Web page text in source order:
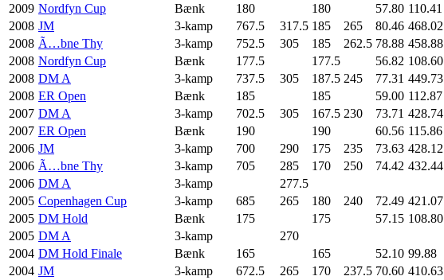
2009 Nordfyn Cup Bænk 180 180 57.80 110.41
2008 JM 3-kamp 767.5 317.5 185 265 80.46 468.02
2008 Ã…bne Thy 3-kamp 752.5 305 185 262.5 78.88 458.88
2008 Nordfyn Cup Bænk 177.5 177.5 56.82 108.60
2008 DM A 3-kamp 737.5 305 187.5 245 77.31 449.73
2008 ER Open Bænk 185 185 59.00 112.87
2007 DM A 3-kamp 702.5 305 167.5 230 73.71 428.74
2007 ER Open Bænk 190 190 60.56 115.86
2006 JM 3-kamp 700 290 175 235 73.63 428.12
2006 Ã…bne Thy 3-kamp 705 285 170 250 74.42 432.44
2006 DM A 3-kamp 277.5
2005 Copenhagen Cup 3-kamp 685 265 180 240 72.49 421.07
2005 DM Hold Bænk 175 175 57.15 108.80
2005 DM A 3-kamp 270
2004 DM Hold Finale Bænk 165 165 52.10 99.88
2004 JM 3-kamp 672.5 265 170 237.5 70.60 410.63